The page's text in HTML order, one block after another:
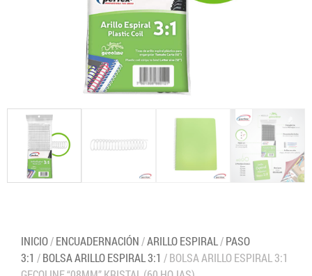
INICIO/ENCUADERNACIÓN /ARILLO ESPIRAL/PASO
3:1 /BOLSA ARILLO ESPIRAL 3:1 / BOLSA ARILLO ESPIRAL 3:1